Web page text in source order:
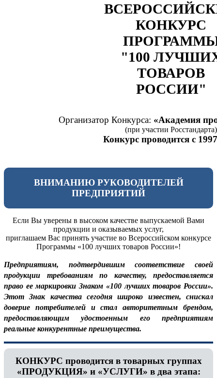
КОНКУРС
"100
ТОВАРОВ
РОССИИ"
Организатор Конкурса: «Академия
(при участии Росстандарта)
Конкурс проводится с
ВНИМАНИЮ РУКОВОДИТЕЛЕЙ
ПРЕДПРИЯТИЙ
Если Вы уверены в высоком качестве выпускаемой Вами
продукции и оказываемых услуг,
приглашаем Вас принять участие во Всероссийском конкурсе
Программы «100 лучших товаров России»!
Предприятиям, подтвердившим соответствие своей
продукции требованиям по качеству, предоставляется
право ее маркировки Знаком «100 лучших товаров России».
Этот Знак качества сегодня широко известен, снискал
доверие потребителей и стал авторитетным брендом,
предоставляющим удостоенным его предприятиям
реальные конкурентные преимущества.
КОНКУРС проводится в товарных группах
«ПРОДУКЦИЯ» и «УСЛУГИ» в два этапа: